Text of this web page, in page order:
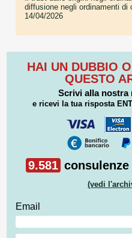
diffusione negli ordinamenti
14/04/2026
HAI UN DUBBIO
QUESTO
Scrivi alla nostra
e ricevi la tua risposta
9.581
(vedi
Email